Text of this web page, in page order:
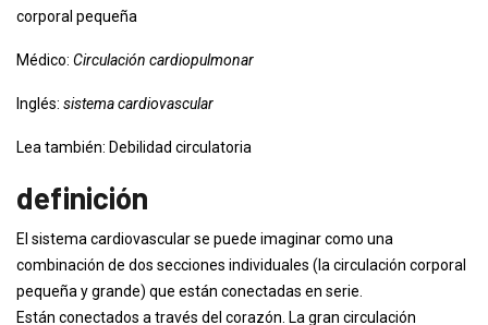
corporal pequeña
Médico: Circulación cardiopulmonar
Inglés: sistema cardiovascular
Lea también: Debilidad circulatoria
definición
El sistema cardiovascular se puede imaginar como una
combinación de dos secciones individuales (la circulación corporal
pequeña y grande) que están conectadas en serie.
Están conectados a través del corazón. La gran circulación